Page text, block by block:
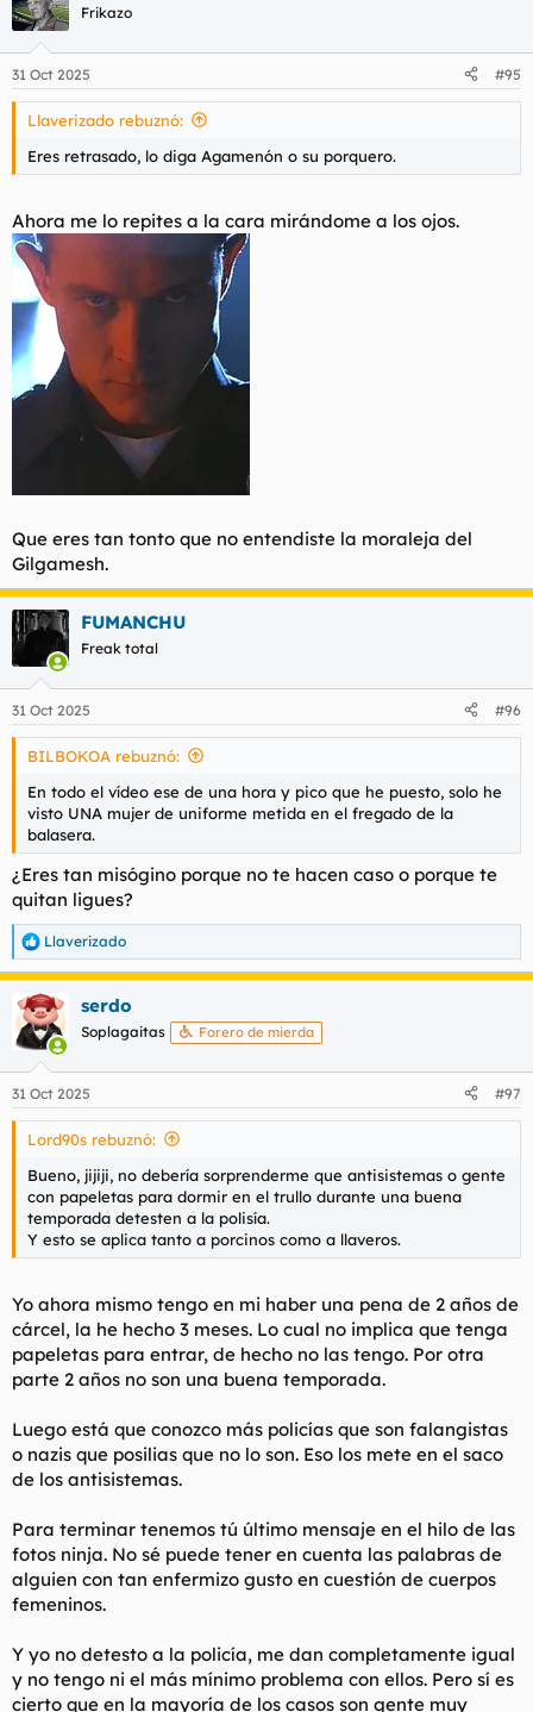
Frikazo
31 Oct 2025 #95
Llaverizado rebuznó:
Eres retrasado, lo diga Agamenón o su porquero.
Ahora me lo repites a la cara mirándome a los ojos.
Que eres tan tonto que no entendiste la moraleja del
Gilgamesh.
FUMANCHU
Freak total
31 Oct 2025 #96
BILBOKOA rebuznó:
En todo el vídeo ese de una hora y pico que he puesto, solo he
visto UNA mujer de uniforme metida en el fregado de la
balasera.
¿Eres tan misógino porque no te hacen caso o porque te
quitan ligues?
R
e
a
c
c
i
e
s
Llaverizado
serdo
Soplagaitas Forero de mierda
31 Oct 2025 #97
Lord90s rebuznó:
Bueno, jijiji, no debería sorprenderme que antisistemas o gente
con papeletas para dormir en el trullo durante una buena
temporada detesten a la polisía.
Y esto se aplica tanto a porcinos como a llaveros.
Yo ahora mismo tengo en mi haber una pena de 2 años de
cárcel, la he hecho 3 meses. Lo cual no implica que tenga
papeletas para entrar, de hecho no las tengo. Por otra
parte 2 años no son una buena temporada.
Luego está que conozco más policías que son falangistas
o nazis que posilias que no lo son. Eso los mete en el saco
de los antisistemas.
Para terminar tenemos tú último mensaje en el hilo de las
fotos ninja. No sé puede tener en cuenta las palabras de
alguien con tan enfermizo gusto en cuestión de cuerpos
femeninos.
Y yo no detesto a la policía, me dan completamente igual
y no tengo ni el más mínimo problema con ellos. Pero sí es
cierto que en la mayoría de los casos son gente muy